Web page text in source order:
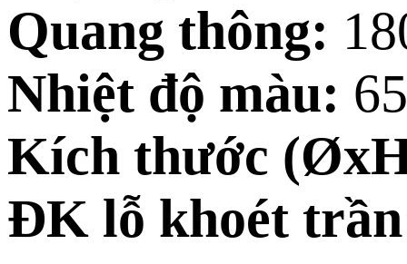
Quang thông:
Nhiệt độ màu:
Kích thước
ĐK lỗ khoét